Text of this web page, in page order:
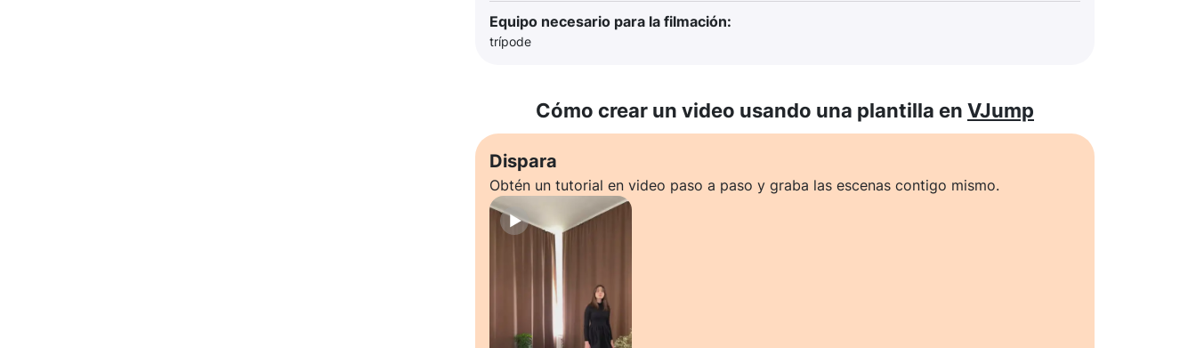
Equipo necesario para la filmación:
trípode
Cómo crear un video usando una plantilla en VJump
Dispara
Obtén un tutorial en video paso a paso y graba las escenas contigo mismo.